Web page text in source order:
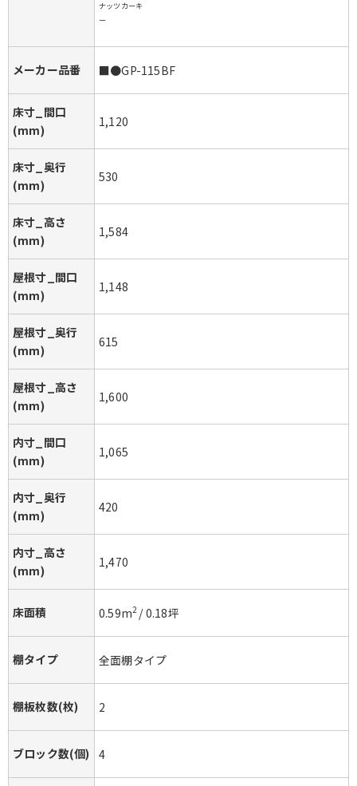
ナッツカーキ
ー
メーカー品番 ■●GP-115BF
床寸_間口
(mm)
1,120
床寸_奥行
(mm)
530
床寸_高さ
(mm)
1,584
屋根寸_間口
(mm)
1,148
屋根寸_奥行
(mm)
615
屋根寸_高さ
(mm)
1,600
内寸_間口
(mm)
1,065
内寸_奥行
(mm)
420
内寸_高さ
(mm)
1,470
床面積 0.59m2/0.18坪
棚タイプ 全面棚タイプ
棚板枚数(枚) 2
ブロック数(個) 4